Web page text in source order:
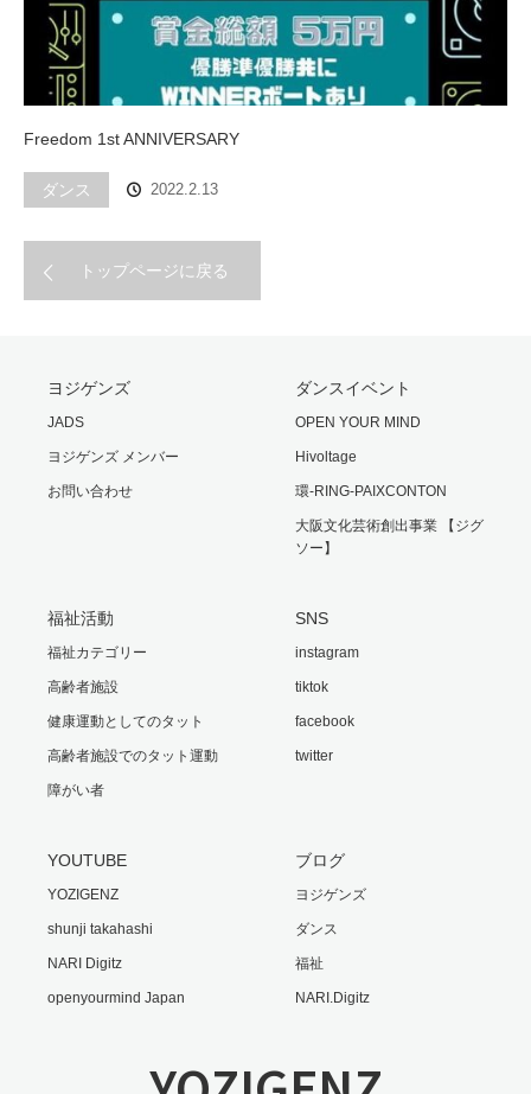
Freedom 1st ANNIVERSARY
ダンス 2022.2.13
トップページに戻る
ヨジゲンズ
JADS
ヨジゲンズ メンバー
お問い合わせ
ダンスイベント
OPEN YOUR MIND
Hivoltage
環-RING-PAIXCONTON
大阪文化芸術創出事業 【ジグ
ソー】
福祉活動
福祉カテゴリー
高齢者施設
健康運動としてのタット
高齢者施設でのタット運動
障がい者
SNS
instagram
tiktok
facebook
twitter
YOUTUBE
YOZIGENZ
shunji takahashi
NARI Digitz
openyourmind Japan
ブログ
ヨジゲンズ
ダンス
福祉
NARI.Digitz